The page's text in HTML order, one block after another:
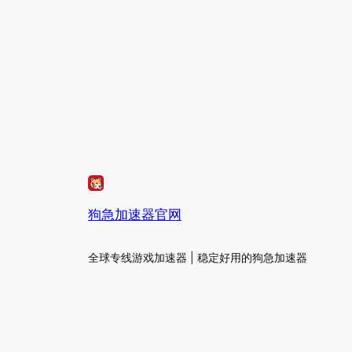
狗急加速器官网
全球专线游戏加速器 | 稳定好用的狗急加速器